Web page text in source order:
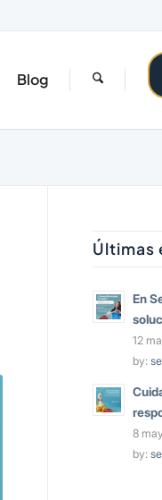
Blog
Últimas
En
12
by:
8
by: